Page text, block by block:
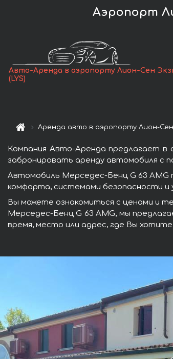
Аэропорт
Авто-Аренда в аэропорту Лион-Сен
(LYS)
Аренда авто в аэропорту Лион-Сен
Компания Авто-Аренда предлагает в
забронировать аренду автомобиля с
Автомобиль Мерседес-Бенц G 63
комфорта, системами безопасности и
Вы можете ознакомиться с ценами и
Мерседес-Бенц G 63 AMG, мы
время, место или адрес, где Вы